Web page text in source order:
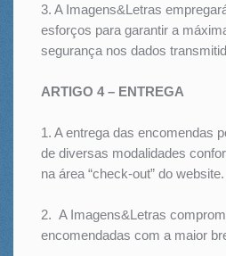
3. A Imagens&Letras
esforços para garantir a
segurança nos dados
ARTIGO 4 – ENTREGA
1. A entrega das encomendas
de diversas modalidades
na área “check-out” do website.
2. A Imagens&Letras
encomendadas com a maior